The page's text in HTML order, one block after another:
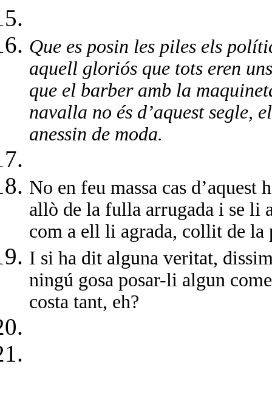
Que es posin les piles els
aquell gloriós que tots eren
que el barber amb la
navalla no és d’aquest segle,
anessin de moda.
No en feu massa cas d’aquest
allò de la fulla arrugada i se li
com a ell li agrada, collit de la
I si ha dit alguna veritat,
ningú gosa posar-li algun
costa tant, eh?